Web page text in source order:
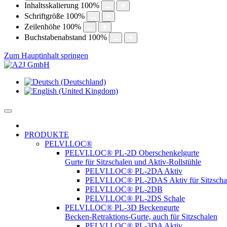
Inhaltsskalierung 100%
Schriftgröße 100%
Zeilenhöhe 100%
Buchstabenabstand 100%
Zum Hauptinhalt springen
PRODUKTE
PELVI.LOC®
PELVI.LOC® PL-2D Oberschenkelgurte
Gurte für Sitzschalen und Aktiv-Rollstühle
PELVI.LOC® PL-2DA Aktiv
PELVI.LOC® PL-2DAS Aktiv für
PELVI.LOC® PL-2DB
PELVI.LOC® PL-2DS Schale
PELVI.LOC® PL-3D Beckengurte
Becken-Retraktions-Gurte, auch für Sitzschalen